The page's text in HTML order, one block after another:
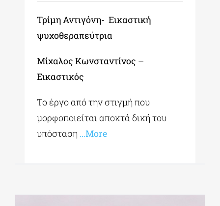
Τρίμη Αντιγόνη- Εικαστική
ψυχοθεραπεύτρια
Μίχαλος Κωνσταντίνος –
Εικαστικός
Το έργο από την στιγμή που
μορφοποιείται αποκτά δική του
υπόσταση …More